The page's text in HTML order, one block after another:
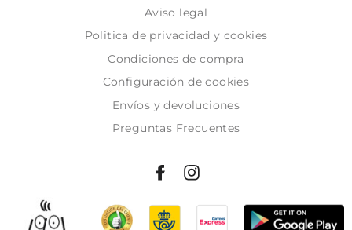
Aviso legal
Politica de privacidad y cookies
Condiciones de compra
Configuración de cookies
Envíos y devoluciones
Preguntas Frecuentes